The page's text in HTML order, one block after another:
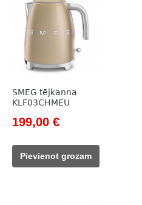
SMEG tējkanna
KLF03CHMEU
Original
was:
229,00 €.
199,00 €Current
199,00 €.
Pievienot grozam